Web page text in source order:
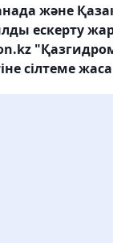
және
ескерту
сілтеме